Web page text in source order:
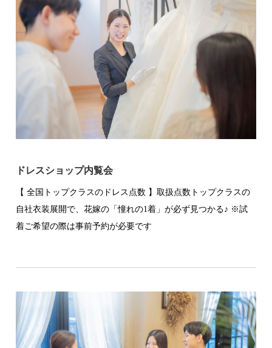
ドレスショップ内覧会
【 全国トップクラスのドレス点数 】取扱点数トップクラスの
自社衣装展開で、花嫁の「憧れの1着」が必ず見つかる♪ ※試
着ご希望の際は事前予約が必要です